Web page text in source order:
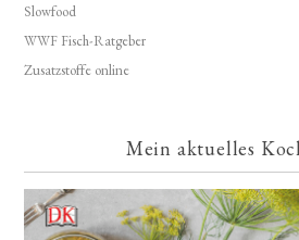
Slowfood
WWF Fisch-Ratgeber
Zusatzstoffe online
Mein aktuelles